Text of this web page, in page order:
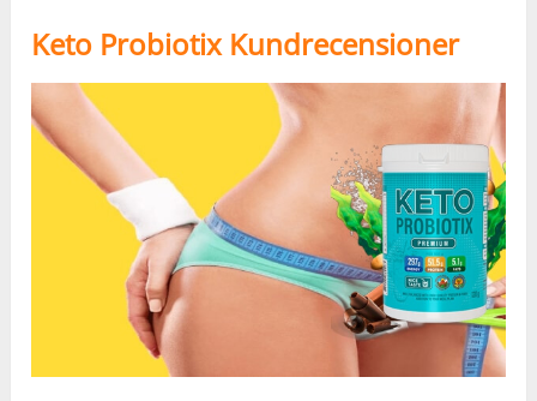
Keto Probiotix Kundrecensioner